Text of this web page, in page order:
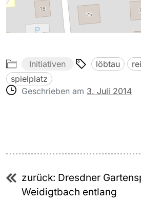
Initiativen löbtau
spielplatz
Geschrieben am 3. Juli 2014
zurück: Dresdner
Weidigtbach entlang